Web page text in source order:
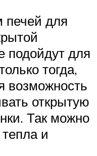
печей для
подойдут для
тогда,
возможность
открытую
Так можно
и